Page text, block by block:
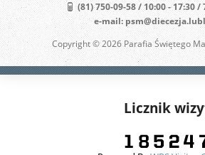
(81) 750-09-58 / 10:00 - 17:30 /
e-mail:
Copyright © 2026 Parafia Świętego
Licznik